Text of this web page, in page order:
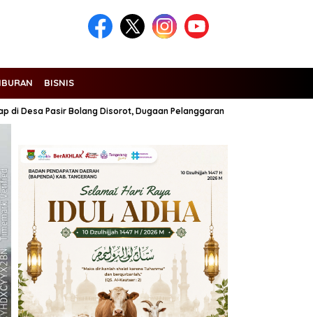
BISNIS
Pasir Bolang Disorot, Dugaan Pelanggaran K3 hingga Transparansi Jadi
Headline